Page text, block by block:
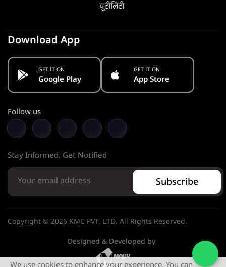
यूटीलिटी
Download App
GET IT ON
Google Play
GET IT ON
App Store
Follow us
Stay Informed. Get Notified
Subscribe
Copyright © 2026 KMC PVT. LTD. All Rights Reserved.
Designed & Developed by